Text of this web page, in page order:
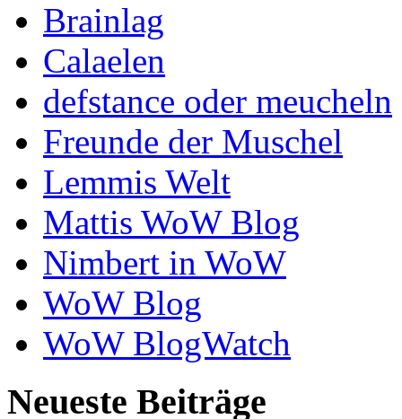
Brainlag
Calaelen
defstance oder meucheln
Freunde der Muschel
Lemmis Welt
Mattis WoW Blog
Nimbert in WoW
WoW Blog
WoW BlogWatch
Neueste Beiträge